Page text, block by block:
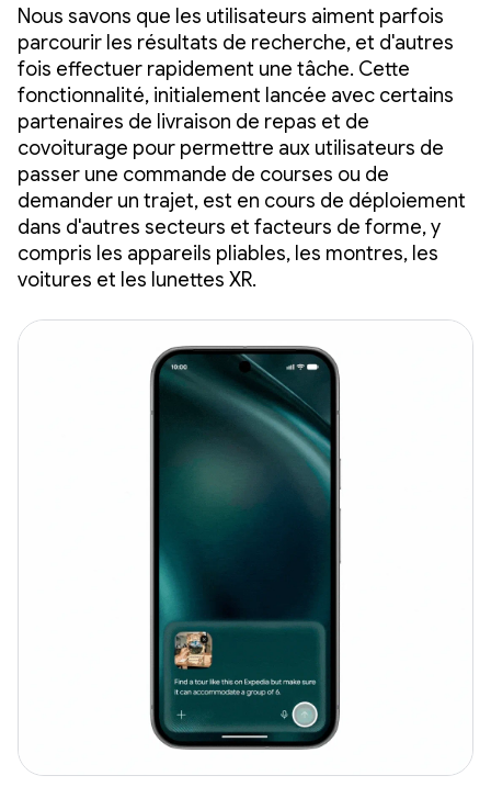
Nous savons que les utilisateurs aiment parfois
parcourir les résultats de recherche, et d'autres
fois effectuer rapidement une tâche. Cette
fonctionnalité, initialement lancée avec certains
partenaires de livraison de repas et de
covoiturage pour permettre aux utilisateurs de
passer une commande de courses ou de
demander un trajet, est en cours de déploiement
dans d'autres secteurs et facteurs de forme, y
compris les appareils pliables, les montres, les
voitures et les lunettes XR.